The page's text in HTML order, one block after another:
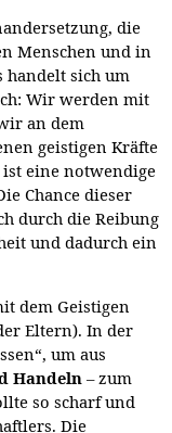
die
Menschen und in
sich um
Wir werden mit
an dem
geistigen Kräfte
ist eine notwendige
Chance dieser
durch die Reibung
und dadurch ein
dem Geistigen
Eltern). In der
um aus
Handeln – zum
so scharf und
Die